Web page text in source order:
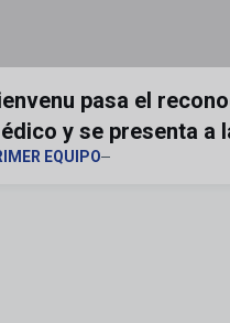
pasa el
y se presenta a
EQUIPO